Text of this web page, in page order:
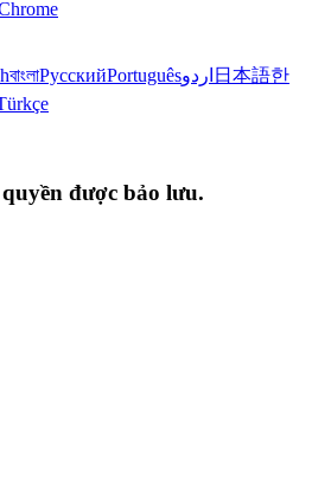
বাংলাРусскийPortuguêsاردو 日本語한
được bảo lưu.